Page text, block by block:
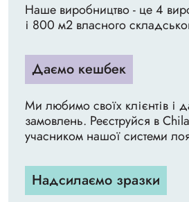
Наше виробництво - це 4
і 800 м2 власного
Даємо кешбек
Ми любимо своїх клієнтів і
замовлень. Реєструйся в
учасником нашої системи
Надсилаємо зразки